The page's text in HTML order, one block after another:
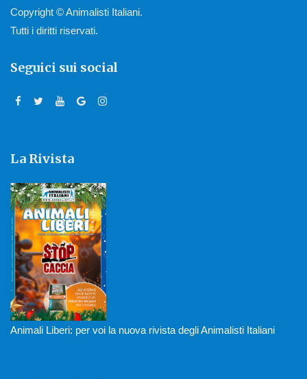
Copyright © Animalisti Italiani.
Tutti i diritti riservati.
Seguici sui social
La Rivista
Animali Liberi: per voi la nuova rivista degli Animalisti Italiani